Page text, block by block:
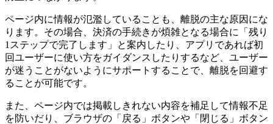
ページ内に情報が氾濫していることも、離脱の主な原因にな
ります。その場合、決済の手続きが煩雑となる場合に「残り
1ステップで完了します」と案内したり、アプリであれば初
回ユーザーに使い方をガイダンスしたりするなど、ユーザー
が迷うことがないようにサポートすることで、離脱を回避す
ることが可能です。
また、ページ内では掲載しきれない内容を補足して情報不足
を防いだり、ブラウザの「戻る」ボタンや「閉じる」ボタン